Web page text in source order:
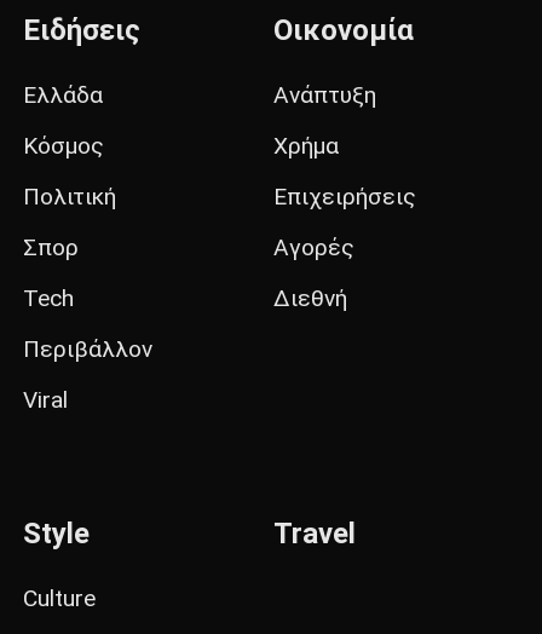
Ειδήσεις
Ελλάδα
Κόσμος
Πολιτική
Σπορ
Tech
Περιβάλλον
Viral
Οικονομία
Ανάπτυξη
Χρήμα
Επιχειρήσεις
Αγορές
Διεθνή
Style
Culture
Travel